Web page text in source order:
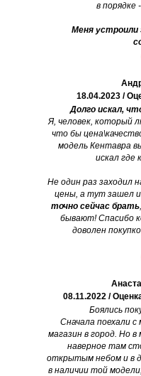
в порядке
Меня устроили
Боялись
Сначала поехали
магазин в город. Но в
наверное там
открытым небом и в
в наличии той
08.11.2022 /
Долго искал,
Я, человек, который
что бы
модель Кентавра
искал где
Не один раз заходил
цены, а тут зашел и
точно сейчас брать
бывают! Спасибо
доволен
18.04.2023 /